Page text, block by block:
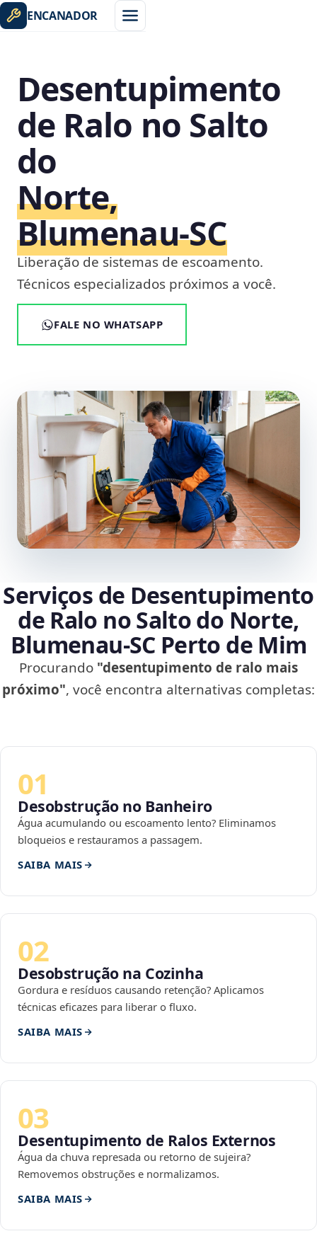
ENCANADOR
Desentupimento
de Ralo no Salto
do
Norte,
Blumenau‑SC
Liberação de sistemas de escoamento.
Técnicos especializados próximos a você.
FALE NO WHATSAPP
Serviços de Desentupimento
de Ralo no Salto do Norte,
Blumenau‑SC Perto de Mim
Procurando "desentupimento de ralo mais
próximo", você encontra alternativas completas:
01
Desobstrução no Banheiro
Água acumulando ou escoamento lento? Eliminamos
bloqueios e restauramos a passagem.
SAIBA MAIS
02
Desobstrução na Cozinha
Gordura e resíduos causando retenção? Aplicamos
técnicas eficazes para liberar o fluxo.
SAIBA MAIS
03
Desentupimento de Ralos Externos
Água da chuva represada ou retorno de sujeira?
Removemos obstruções e normalizamos.
SAIBA MAIS